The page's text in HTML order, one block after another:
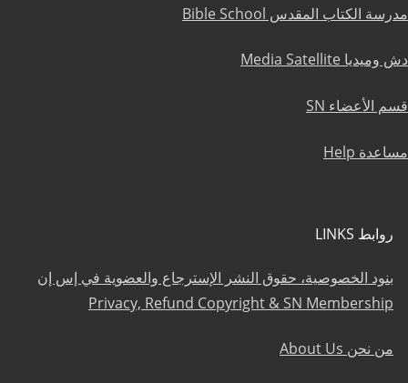
مدرسة الكتاب المقدس Bible School
دش وميديا Media Satellite
قسم الأعضاء SN
مساعدة Help
روابط LINKS
بنود الخصوصية، حقوق النشر الإسترجاع والعضوية في إس إن
Privacy, Refund Copyright & SN Membership
من نحن About Us